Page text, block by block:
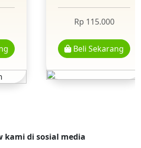
Rp 115.000
Beli Sekarang
kami di sosial media